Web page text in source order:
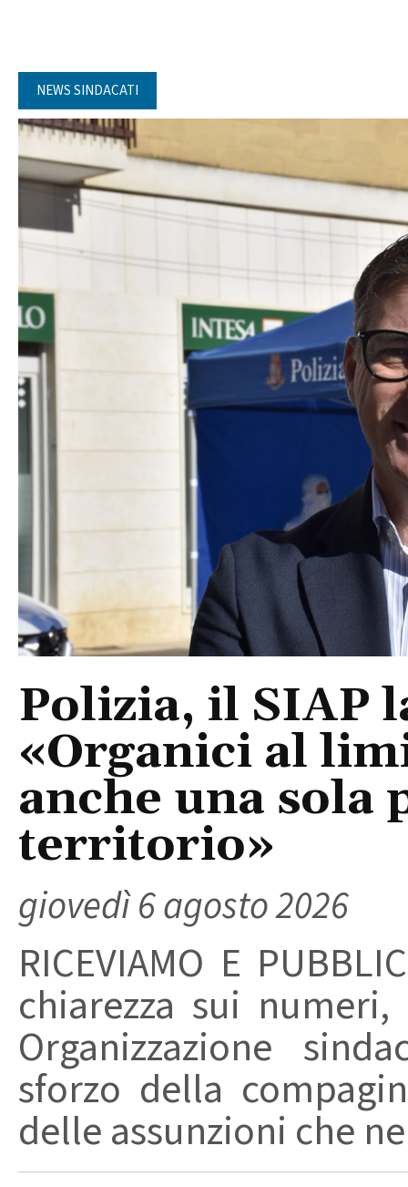
NEWS SINDACATI
Polizia, il SIAP
«Organici al
anche una sola
territorio»
giovedì 6 agosto 2026
RICEVIAMO E
chiarezza sui
Organizzazione
sforzo della
delle assunzioni che